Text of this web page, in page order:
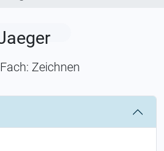
Zeichnen